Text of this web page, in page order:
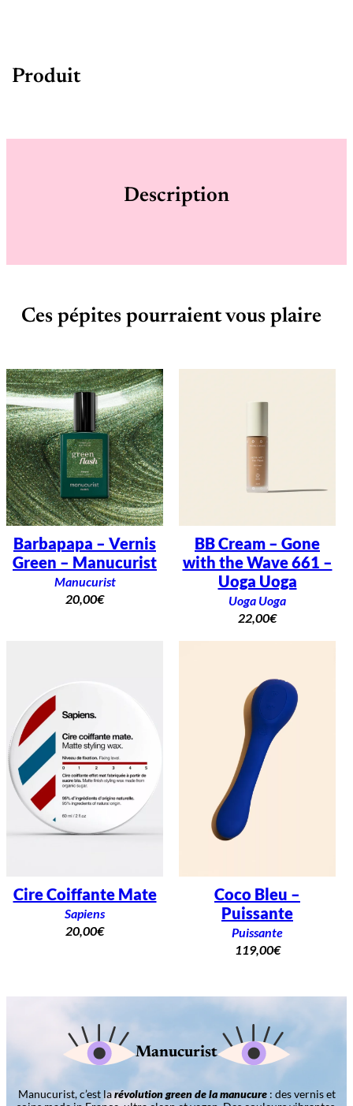
Produit
Description
Ces pépites pourraient vous plaire
Barbapapa – Vernis
Green – Manucurist
Manucurist
20,00€
BB Cream – Gone
with the Wave 661 –
Uoga Uoga
Uoga Uoga
22,00€
Cire Coiffante Mate
Sapiens
20,00€
Coco Bleu –
Puissante
Puissante
119,00€
Manucurist
Manucurist, c’est larévolution green de la manucure: des vernis et